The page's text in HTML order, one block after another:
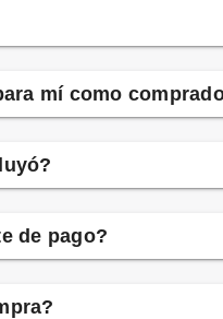
mí como
de pago?